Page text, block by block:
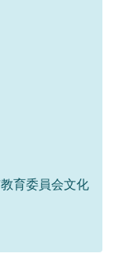
育委員会文化